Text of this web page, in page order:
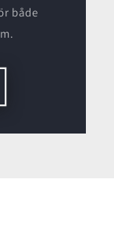
både